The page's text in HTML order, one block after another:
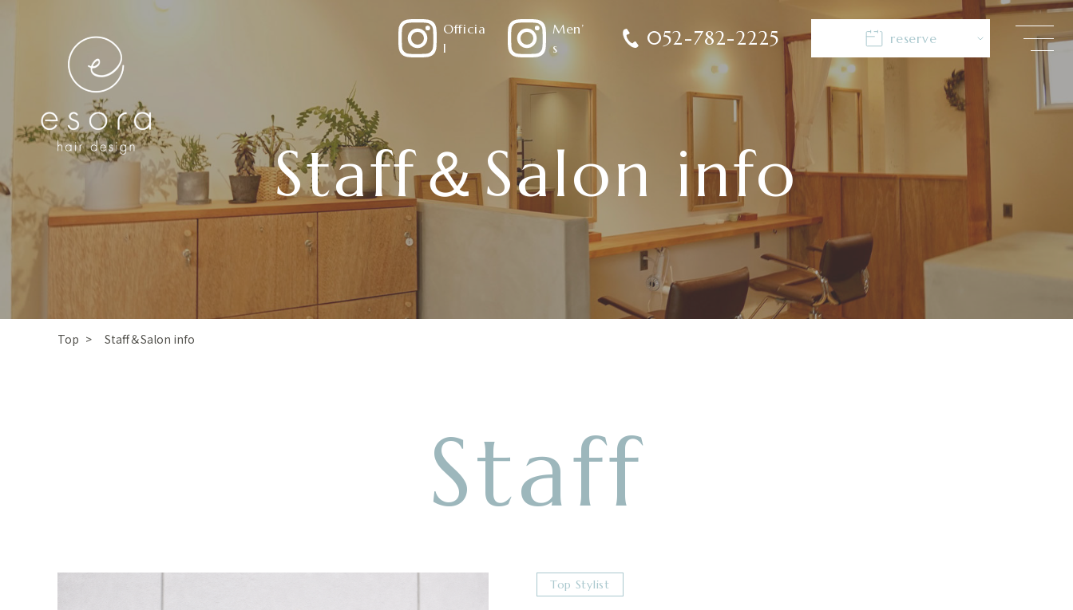
Officia
l
Men’
s 052-782-2225 reserve
Staff＆Salon info
Top > Staff＆Salon info
Staff
Top Stylist